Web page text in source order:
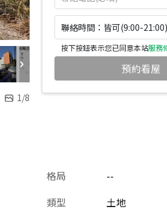
1/8
聯絡時間：皆可(9:00-21:00)
按下按鈕表示您已同意本站服務
預約看屋
格局
--
類型
土地